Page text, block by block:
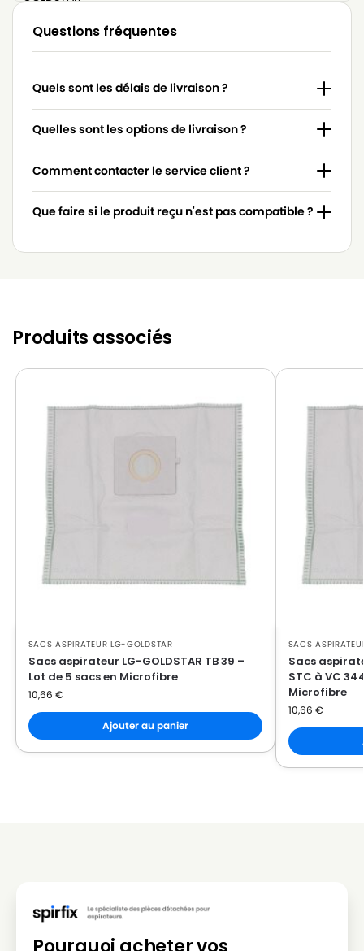
LG-
LG-GOLDSTAR 4200 (PASSION)
GOLDSTAR
LG-GOLDSTAR 5000 (PASSION)
LG-
GOLDSTAR
LG-GOLDSTAR BASIC (Série)
LG-
GOLDSTAR
LG-GOLDSTAR BONN (Série)
LG-
GOLDSTAR
LG-GOLDSTAR FVD 370
LG-GOLDSTAR PASSION (Série)
GOLDSTAR
LG-GOLDSTAR PASSION 3500
GOLDSTAR
LG-GOLDSTAR PASSION 3544
GOLDSTAR
LG-GOLDSTAR PASSION 3800
LG-
GOLDSTAR
LG-GOLDSTAR PASSION 4200
LG-
GOLDSTAR
LG-GOLDSTAR REY (Série)
GOLDSTAR
LG-
LG-GOLDSTAR T 2750
Questions fréquentes
Quels sont les délais de livraison ?
Quelles sont les options de livraison ?
Comment contacter le service client ?
Que faire si le produit reçu n'est pas compatible ?
Produits associés
SACS ASPIRATEUR LG-GOLDSTAR
Sacs aspirateur LG-GOLDSTAR TB 39 –
Lot de 5 sacs en Microfibre
10,66 €
Ajouter au panier
SACS
Sacs
STC à VC
Microfibre
10,66 €